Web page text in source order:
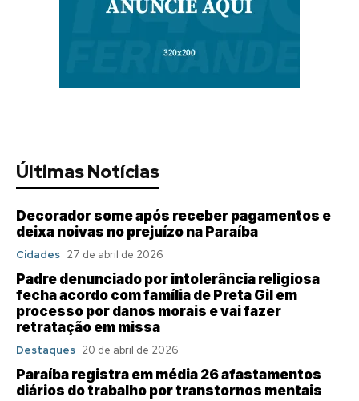
Últimas Notícias
Decorador some após receber pagamentos e
deixa noivas no prejuízo na Paraíba
Cidades 27 de abril de 2026
Padre denunciado por intolerância religiosa
fecha acordo com família de Preta Gil em
processo por danos morais e vai fazer
retratação em missa
Destaques 20 de abril de 2026
Paraíba registra em média 26 afastamentos
diários do trabalho por transtornos mentais